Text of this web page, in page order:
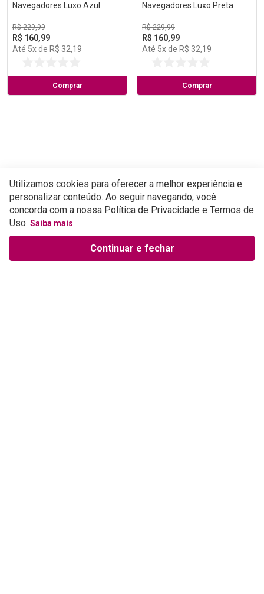
Navegadores Luxo Azul
R$ 229,99
R$ 160,99
Até 5x de R$ 32,19
Comprar
Navegadores Luxo Preta
R$ 229,99
R$ 160,99
Até 5x de R$ 32,19
Comprar
Utilizamos cookies para oferecer a melhor experiência e
personalizar conteúdo. Ao seguir navegando, você
concorda com a nossa Política de Privacidade e Termos de
Uso. Saiba mais
Continuar e fechar